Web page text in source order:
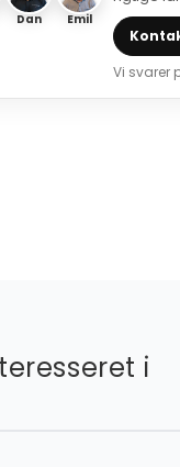
Dan Emil
Vi svarer
i